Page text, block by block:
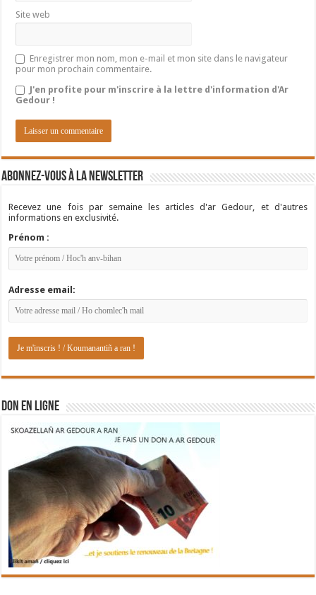
Site web
Enregistrer mon nom, mon e-mail et mon site dans le navigateur
pour mon prochain commentaire.
J'en profite pour m'inscrire à la lettre d'information d'Ar
Gedour !
Abonnez-vous à la newsletter
Recevez une fois par semaine les articles d'ar Gedour, et d'autres
informations en exclusivité.
Prénom :
Adresse email:
DON EN LIGNE